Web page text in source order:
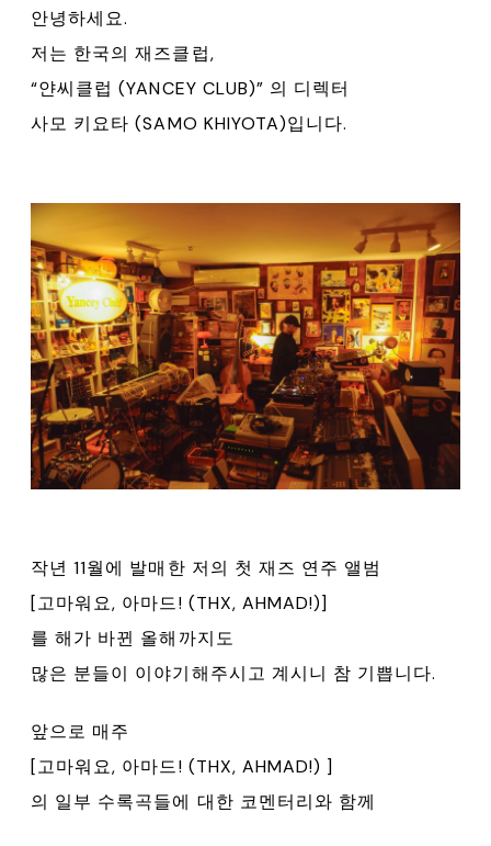
안녕하세요.
저는 한국의 재즈클럽,
“얀씨클럽 (YANCEY CLUB)” 의 디렉터
사모 키요타 (SAMO KHIYOTA)입니다.
작년 11월에 발매한 저의 첫 재즈 연주 앨범
[고마워요, 아마드! (THX, AHMAD!)]
를 해가 바뀐 올해까지도
많은 분들이 이야기해주시고 계시니 참 기쁩니다.
앞으로 매주
[고마워요, 아마드! (THX, AHMAD!) ]
의 일부 수록곡들에 대한 코멘터리와 함께